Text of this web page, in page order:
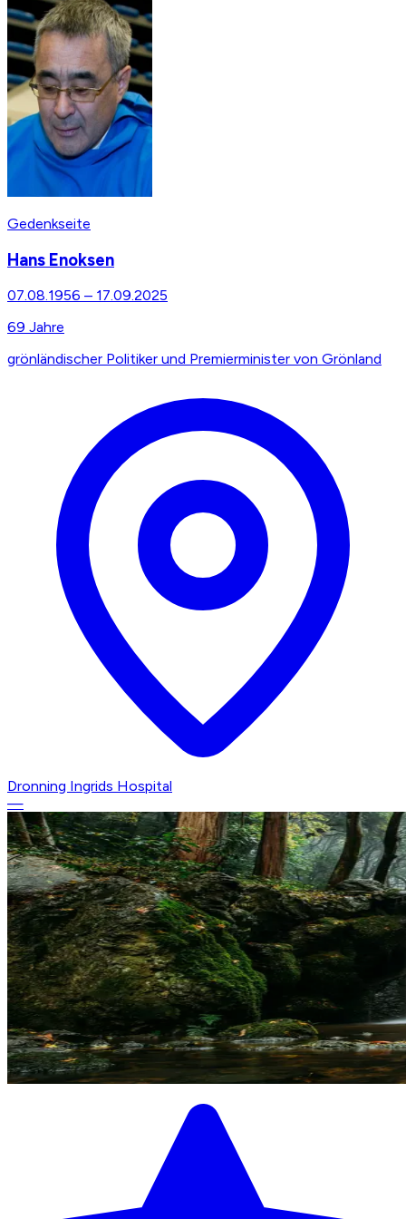
Gedenkseite
Hans Enoksen
07.08.1956 – 17.09.2025
69 Jahre
grönländischer Politiker und Premierminister von Grönland
Dronning Ingrids Hospital
—